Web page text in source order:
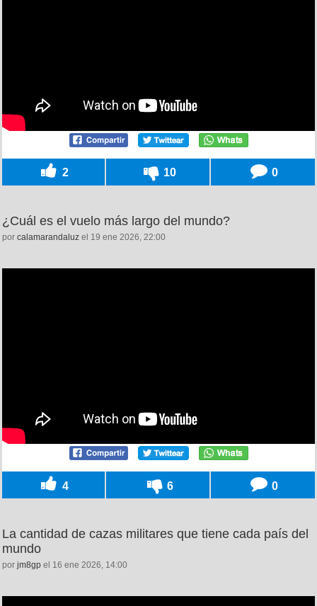
2 10 0
¿Cuál es el vuelo más largo del mundo?
por calamarandaluz el 19 ene 2026, 22:00
4 6 0
La cantidad de cazas militares que tiene cada país del
mundo
por jm8gp el 16 ene 2026, 14:00